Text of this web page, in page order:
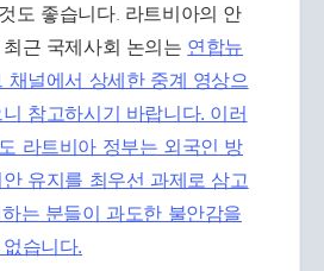
도 좋습니다. 라트비아의 안
근 국제사회 논의는 연합뉴
채널에서 상세한 중계 영상으
참고하시기 바랍니다. 이러
라트비아 정부는 외국인 방
유지를 최우선 과제로 삼고
는 분들이 과도한 불안감을
습니다.